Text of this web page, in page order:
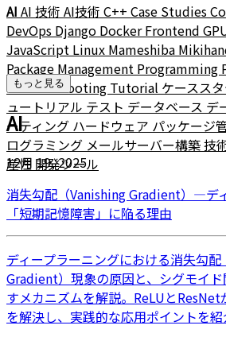
AI AI 技術 AI技術 C++ Case Studies
DevOps Django DockerFrontend
JavaScript Linux Mameshiba
Package Management Programming
Troubleshooting Tutorial ケースス
ュートリアル テスト データベース デ
ーティング ハードウェア パッケージ
ログラミング メールサーバー構築技
産性 開発ツール
もっと見る
AI
12月 19, 2025
消失勾配（Vanishing Gradient）―デ
「短期記憶障害」に陥る理由
ディープラーニングにおける消失勾
Gradient）現象の原因と、シグモイ
すメカニズムを解説。ReLUと
を解決し、実践的な応用ポイントを紹